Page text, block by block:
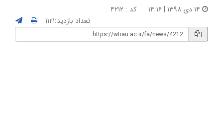
کد : ۴۲۱۲
تعداد بازدید:۱۱۲۱